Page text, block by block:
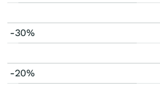
-30%
-20%